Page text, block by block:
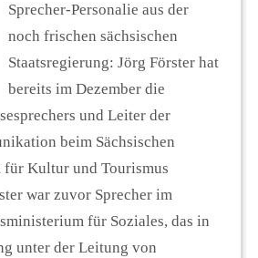
Seminare
Sprecher-Personalie aus der
noch frischen sächsischen
Staatsregierung: Jörg Förster hat
bereits im Dezember die
und Leiter der
beim Sächsischen
für Kultur und Tourismus
war zuvor Sprecher im
für Soziales, das in
unter der Leitung von